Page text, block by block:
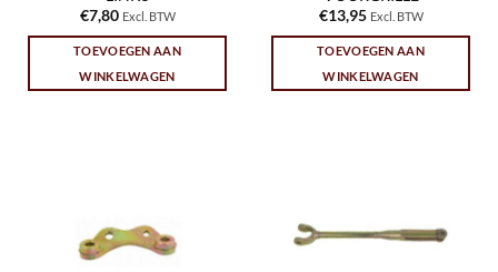
€7,80 Excl. BTW
TOEVOEGEN AAN
WINKELWAGEN
€13,95 Excl. BTW
TOEVOEGEN AAN
WINKELWAGEN